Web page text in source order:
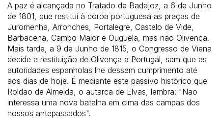
A paz é alcançada no Tratado de Badajoz, a 6 de Junho
de 1801, que restitui à coroa portuguesa as praças de
Juromenha, Arronches, Portalegre, Castelo de Vide,
Barbacena, Campo Maior e Ouguela, mas não Olivença.
Mais tarde, a 9 de Junho de 1815, o Congresso de Viena
decide a restituição de Olivença a Portugal, sem que as
autoridades espanholas lhe dessem cumprimento até
aos dias de hoje. É mediante este passivo histórico que
Roldão de Almeida, o autarca de Elvas, lembra: "Não
interessa uma nova batalha em cima das campas dos
nossos antepassados".